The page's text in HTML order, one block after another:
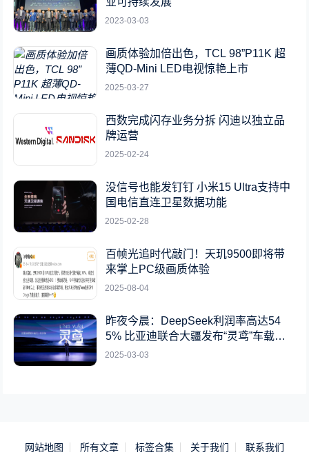
2023-03-03
画质体验加倍出色，TCL 98”P11K 超
薄QD-Mini LED电视惊艳上市
2025-03-27
西数完成闪存业务分拆 闪迪以独立品
牌运营
2025-02-24
没信号也能发钉钉 小米15 Ultra支持中
国电信直连卫星数据功能
2025-02-28
百帧光追时代敲门！天玑9500即将带
来掌上PC级画质体验
2025-08-04
昨夜今晨：DeepSeek利润率高达54
5% 比亚迪联合大疆发布“灵鸢”车载无
人机系统
2025-03-03
网站地图 所有文章 标签合集 关于我们 联系我们